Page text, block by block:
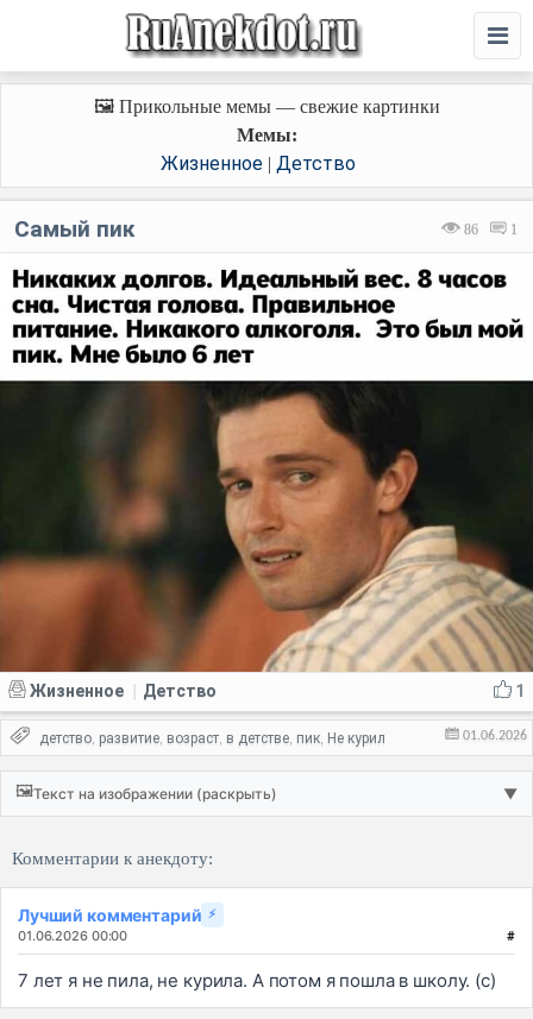
🖼️ Прикольные мемы — свежие картинки
Мемы:
Жизненное| Детство
86 1
Самый пик
1
Жизненное Детство
01.06.2026
детство, развитие, возраст, в детстве, пик, Не курил
🖼️Текст на изображении (раскрыть) ▼
Комментарии к анекдоту:
Лучший комментарий ⚡
01.06.2026 00:00 #
7 лет я не пила, не курила. А потом я пошла в школу. (с)